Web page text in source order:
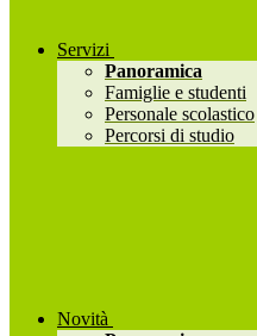
Servizi
Panoramica
Famiglie e studenti
Personale scolastico
Percorsi di studio
Novità